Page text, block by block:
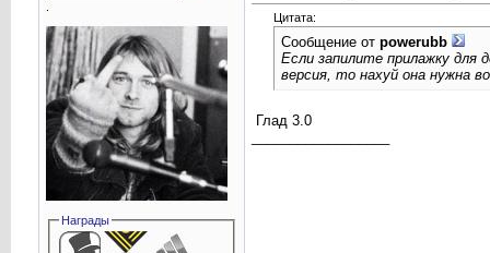
Награды
Цитата:
Сообщение от powerubb
Если запилите прилажку для
версия, то нахуй она нужна
Глад 3.0